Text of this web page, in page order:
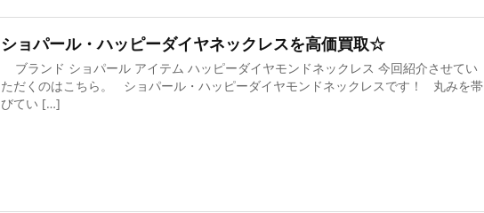
ショパール・ハッピーダイヤネックレスを高価買取☆
ブランド ショパール アイテム ハッピーダイヤモンドネックレス 今回紹介させてい
ただくのはこちら。 ショパール・ハッピーダイヤモンドネックレスです！ 丸みを帯
びてい […]